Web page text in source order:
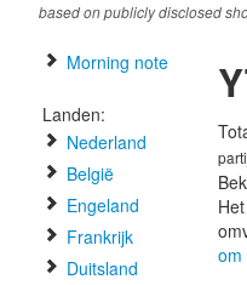
based on publicly disclosed
Morning note
Landen:
Nederland
België
Engeland
Frankrijk
Duitsland
om